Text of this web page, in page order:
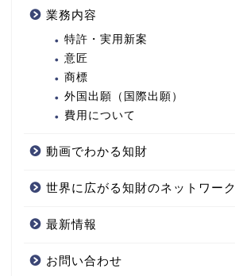
業務内容
特許・実用新案
意匠
商標
外国出願（国際出願）
費用について
動画でわかる知財
世界に広がる知財のネットワーク
最新情報
お問い合わせ